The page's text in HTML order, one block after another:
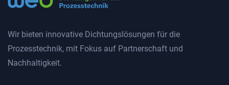
Wir bieten innovative Dichtungslösungen für die
Prozesstechnik, mit Fokus auf Partnerschaft und
Nachhaltigkeit.